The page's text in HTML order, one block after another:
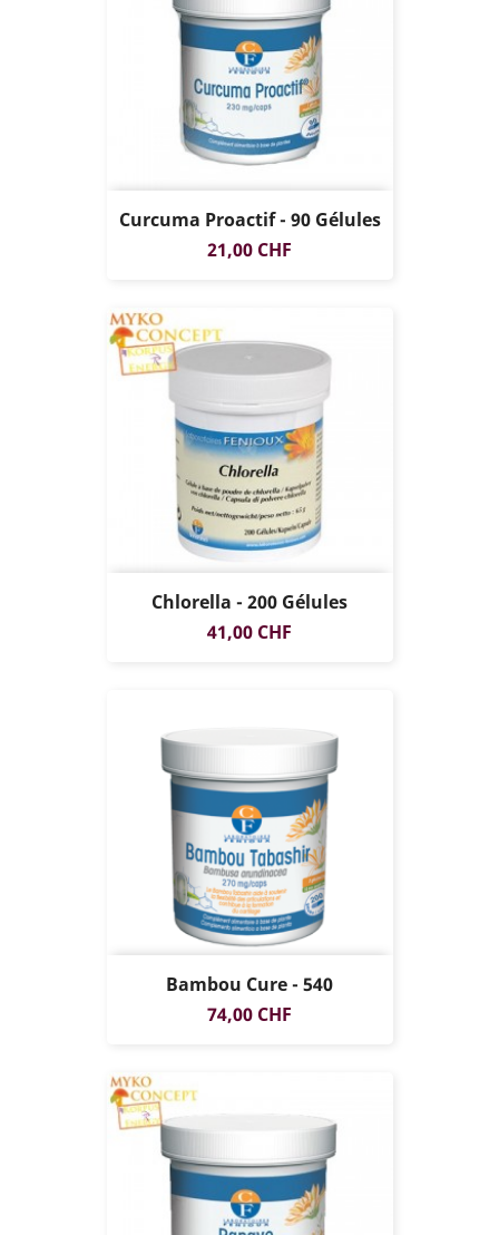
Curcuma Proactif - 90 Gélules
Prix
21,00 CHF
Chlorella - 200 Gélules
Prix
41,00 CHF
Bambou Cure - 540
Prix
74,00 CHF